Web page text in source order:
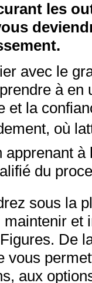
les
avec le
à
et la
où
du
sous la
et
De
vous
aux